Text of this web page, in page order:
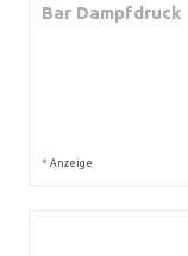
Bar Dampfdruck
* Anzeige